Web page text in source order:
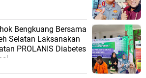
Bengkuang Bersama
Selatan Laksanakan
PROLANIS Diabetes